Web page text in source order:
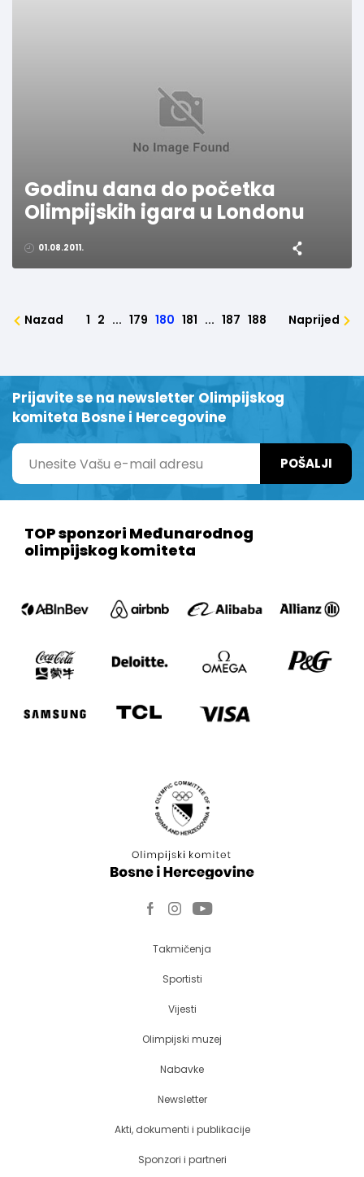
Godinu dana do početka
Olimpijskih igara u Londonu
01.08.2011.
Nazad 1 2 ... 179 180 181 ... 187 188 Naprijed
Prijavite se na newsletter Olimpijskog
komiteta Bosne i Hercegovine
POŠALJI
TOP sponzori Međunarodnog
olimpijskog komiteta
Takmičenja
Sportisti
Vijesti
Olimpijski muzej
Nabavke
Newsletter
Akti, dokumenti i publikacije
Sponzori i partneri